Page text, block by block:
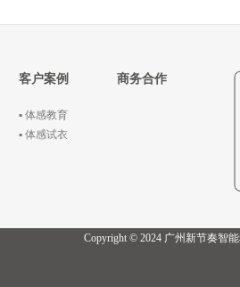
客户案例
▪ 体感教育
▪ 体感试衣
商务合作
Copyright © 2024 广州新节奏智